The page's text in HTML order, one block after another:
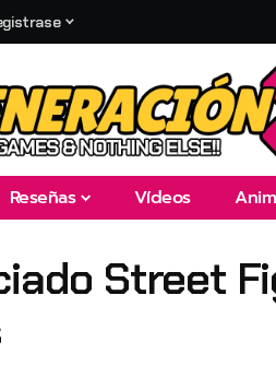
Reseñas Vídeos
Street